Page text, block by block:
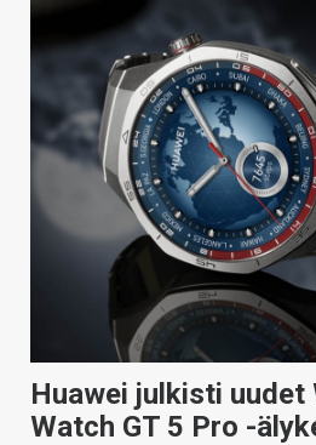
Huawei julkisti uudet
Watch GT 5 Pro -